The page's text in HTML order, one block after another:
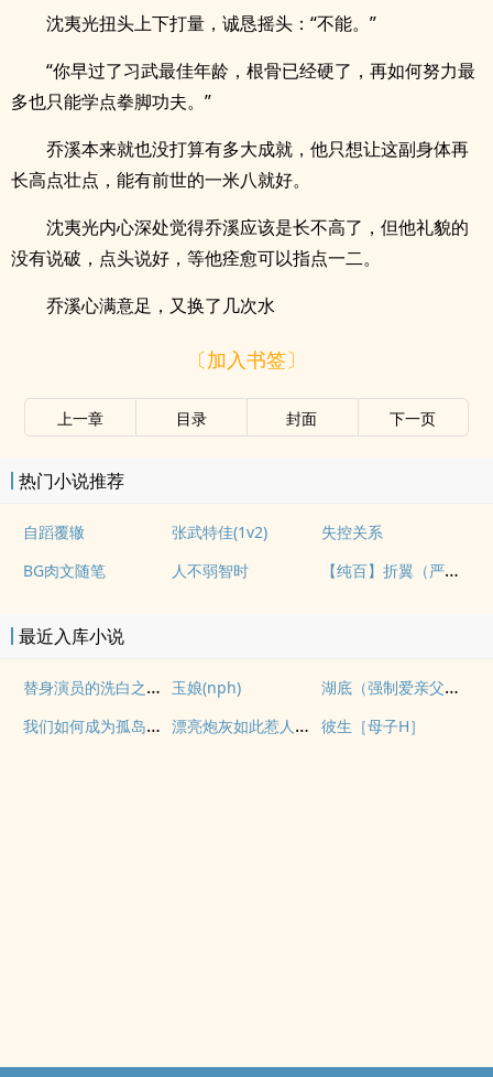
沈夷光扭头上下打量，诚恳摇头：“不能。”
“你早过了习武最佳年龄，根骨已经硬了，再如何努力最
多也只能学点拳脚功夫。”
乔溪本来就也没打算有多大成就，他只想让这副身体再
长高点壮点，能有前世的一米八就好。
沈夷光内心深处觉得乔溪应该是长不高了，但他礼貌的
没有说破，点头说好，等他痊愈可以指点一二。
乔溪心满意足，又换了几次水
〔加入书签〕
上一章 目录 封面 下一页
热门小说推荐
自蹈覆辙 张武特佳(1v2)
失控关系
BG肉文随笔
人不弱智时 【纯百】折翼（严厉上司是小鸟）
最近入库小说
替身演员的洗白之路(nph) 玉娘(nph)
湖底（强制爱亲父女）
我们如何成为孤岛（异国，NPH）
漂亮炮灰如此惹人怜爱 彼生［母子H］